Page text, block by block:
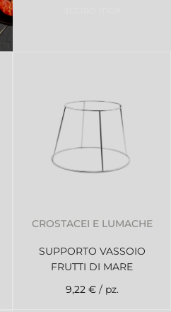
CROSTACEI E LUMACHE
SUPPORTO VASSOIO
FRUTTI DI MARE
9,22 € / pz.